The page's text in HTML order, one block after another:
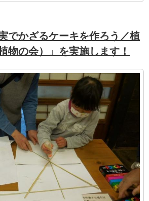
でかざるケーキを作ろう／植
物の会）」を実施します！